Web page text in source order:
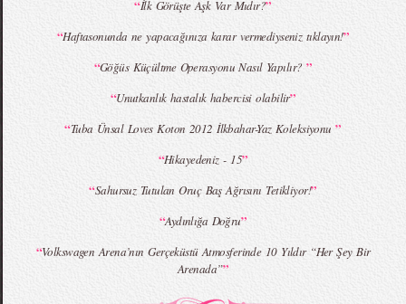
MBFWI - Giray Sepin 2015 Yaz Koleksiyonu MBFWI - Burçe Bekrek 2015 Yaz Koleksiyonu
“İlk Görüşte Aşk Var Mıdır?”
“Haftasonunda ne yapacağınıza karar vermediyseniz tıklayın!”
“Göğüs Küçültme Operasyonu Nasıl Yapılır?”
“Unutkanlık hastalık habercisi olabilir”
“Tuba Ünsal Loves Koton 2012 İlkbahar-Yaz Koleksiyonu”
“Hikayedeniz - 15”
“Sahursuz Tutulan Oruç Baş Ağrısını Tetikliyor!”
“Aydınlığa Doğru”
“Volkswagen Arena’nın Gerçeküstü Atmosferinde 10 Yıldır “Her Şey Bir
Arenada””